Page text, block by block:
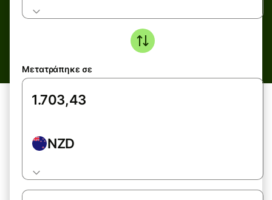
Μετατράπηκε σε
NZD